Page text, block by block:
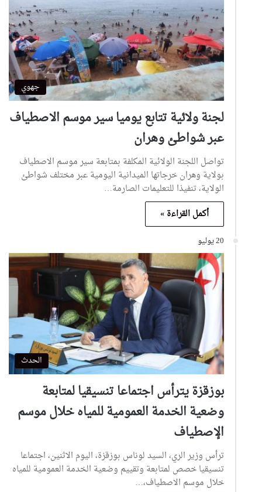
جهوي
لجنة ولائية تتابع يوميا سير موسم الاصطياف
عبر شواطئ وهران
تواصل اللجنة الولائية المكلفة بمتابعة سير موسم الاصطياف
بولاية وهران خرجاتها الميدانية اليومية عبر مختلف شواطئ
الولاية، تنفيذا للتعليمات الصارمة…
أكمل القراءة »
20 يوليو
الحدث
بوزقزة يترأس اجتماعا تنسيقيا لمتابعة
وضعية الخدمة العمومية للمياه خلال موسم
الإصطياف
ترأس وزير الري، السيد لوناس بوزقزة، اليوم الاثنين، اجتماعا
تنسيقيا خصص لمتابعة وتقييم وضعية الخدمة العمومية للمياه
خلال موسم الاصطياف،…